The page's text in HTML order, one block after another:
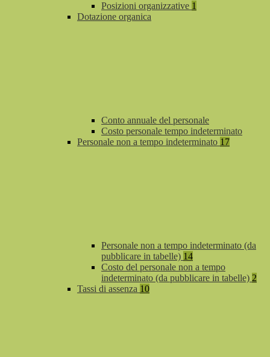
Posizioni organizzative 1
Dotazione organica
Conto annuale del personale
Costo personale tempo indeterminato
Personale non a tempo indeterminato 17
Personale non a tempo indeterminato (da
pubblicare in tabelle) 14
Costo del personale non a tempo
indeterminato (da pubblicare in tabelle) 2
Tassi di assenza 10